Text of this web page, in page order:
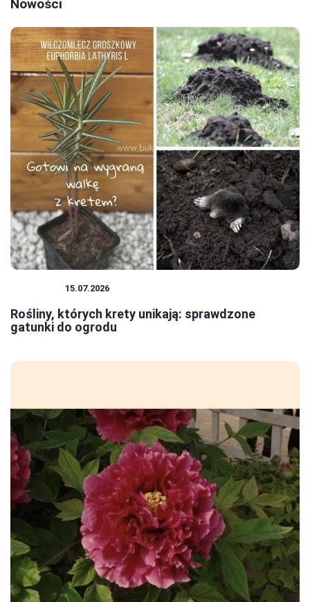
Nowości
15.07.2026
Rośliny, których krety unikają: sprawdzone
gatunki do ogrodu